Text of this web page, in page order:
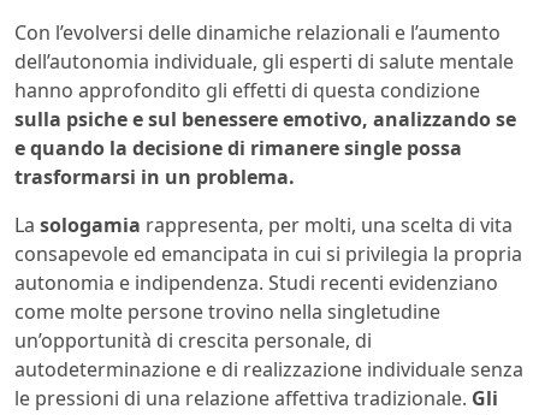
Con l’evolversi delle dinamiche relazionali e l’aumento
dell’autonomia individuale, gli esperti di salute mentale
hanno approfondito gli effetti di questa condizione
sulla psiche e sul benessere emotivo, analizzando se
e quando la decisione di rimanere single possa
trasformarsi in un problema.
La sologamia rappresenta, per molti, una scelta di vita
consapevole ed emancipata in cui si privilegia la propria
autonomia e indipendenza. Studi recenti evidenziano
come molte persone trovino nella singletudine
un’opportunità di crescita personale, di
autodeterminazione e di realizzazione individuale senza
le pressioni di una relazione affettiva tradizionale. Gli